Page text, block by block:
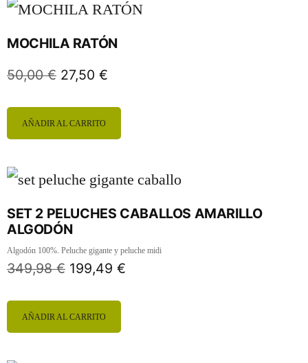
MOCHILA RATÓN
50,00€ 27,50 €
AÑADIR AL CARRITO
SET 2 PELUCHES CABALLOS AMARILLO
ALGODÓN
Algodón 100%. Peluche gigante y peluche midi
349,98€ 199,49 €
AÑADIR AL CARRITO